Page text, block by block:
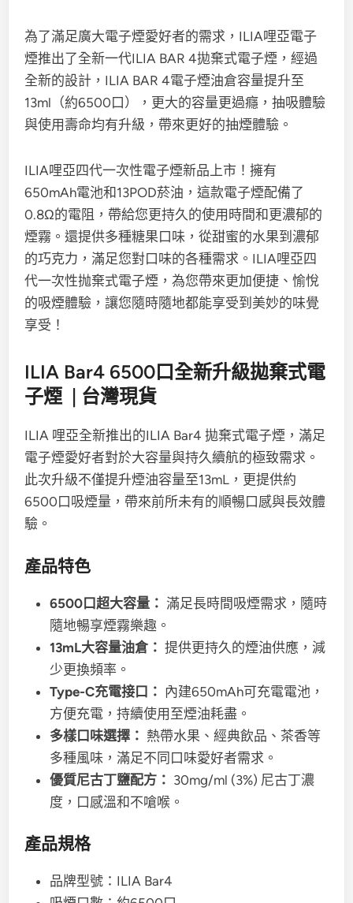
為了滿足廣大電子煙愛好者的需求，ILIA哩亞電子
煙推出了全新一代ILIA BAR 4拋棄式電子煙，經過
全新的設計，ILIA BAR 4電子煙油倉容量提升至
13ml（約6500口），更大的容量更過癮，抽吸體驗
與使用壽命均有升級，帶來更好的抽煙體驗。
ILIA哩亞四代一次性電子煙新品上市！擁有
650mAh電池和13POD菸油，這款電子煙配備了
0.8Ω的電阻，帶給您更持久的使用時間和更濃郁的
煙霧。還提供多種糖果口味，從甜蜜的水果到濃郁
的巧克力，滿足您對口味的各種需求。ILIA哩亞四
代一次性抛棄式電子煙，為您帶來更加便捷、愉悅
的吸煙體驗，讓您隨時隨地都能享受到美妙的味覺
享受！
ILIA Bar4 6500口全新升級拋棄式電
子煙 | 台灣現貨
ILIA 哩亞全新推出的ILIA Bar4 拋棄式電子煙，滿足
電子煙愛好者對於大容量與持久續航的極致需求。
此次升級不僅提升煙油容量至13mL，更提供約
6500口吸煙量，帶來前所未有的順暢口感與長效體
驗。
產品特色
6500口超大容量： 滿足長時間吸煙需求，隨時
隨地暢享煙霧樂趣。
13mL大容量油倉： 提供更持久的煙油供應，減
少更換頻率。
Type-C充電接口： 內建650mAh可充電電池，
方便充電，持續使用至煙油耗盡。
多樣口味選擇： 熱帶水果、經典飲品、茶香等
多種風味，滿足不同口味愛好者需求。
優質尼古丁鹽配方： 30mg/ml (3%) 尼古丁濃
度，口感溫和不嗆喉。
產品規格
品牌型號：ILIA Bar4